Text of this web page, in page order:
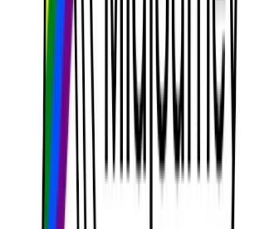
projelere yönelik olmayan 480p ile sınırlıdır.
MidJourney Video API'sini
CometAPI'den nasıl çağırabilirim?
MidJourney Video
CometAPI'deki API
Fiyatlandırması, resmi fiyattan daha düşük:
Fiyatı hesapla
mj_fast_video
Gerekli Adımlar